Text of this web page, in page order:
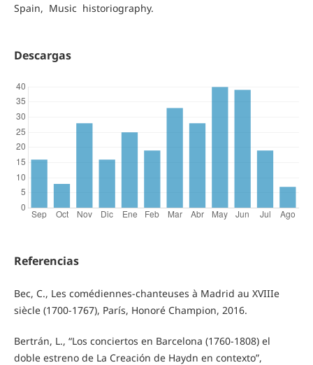
Spain, Music historiography.
Descargas
Referencias
Bec, C., Les comédiennes-chanteuses à Madrid au XVIIIe
siècle (1700-1767), París, Honoré Champion, 2016.
Bertrán, L., “Los conciertos en Barcelona (1760-1808) el
doble estreno de La Creación de Haydn en contexto”,